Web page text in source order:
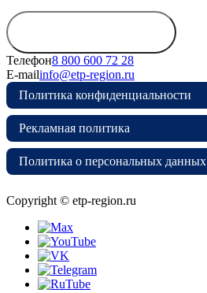
Телефон8 800 600 72 28
E-mailinfo@etp-region.ru
Политика конфиденциальности
Рекламная политика
Политика о персональных данных
Copyright © etp-region.ru